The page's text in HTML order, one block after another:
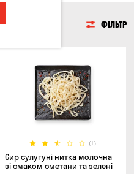
ФІЛЬТР
(1)
Сир сулугуні нитка молочна
зі смаком сметани та зелені